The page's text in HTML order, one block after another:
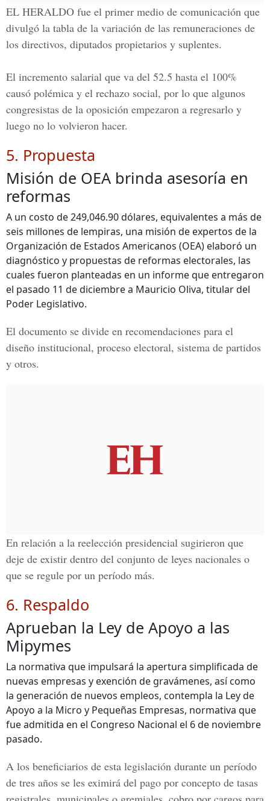
EL HERALDO fue el primer medio de comunicación que
divulgó la tabla de la variación de las remuneraciones de
los directivos, diputados propietarios y suplentes.
El incremento salarial que va del 52.5 hasta el 100%
causó polémica y el rechazo social, por lo que algunos
congresistas de la oposición empezaron a regresarlo y
luego no lo volvieron hacer.
5. Propuesta
Misión de OEA brinda asesoría en
reformas
A un costo de 249,046.90 dólares, equivalentes a más de
seis millones de lempiras, una misión de expertos de la
Organización de Estados Americanos (OEA) elaboró un
diagnóstico y propuestas de reformas electorales, las
cuales fueron planteadas en un informe que entregaron
el pasado 11 de diciembre a Mauricio Oliva, titular del
Poder Legislativo.
El documento se divide en recomendaciones para el
diseño institucional, proceso electoral, sistema de partidos
y otros.
En relación a la reelección presidencial sugirieron que
deje de existir dentro del conjunto de leyes nacionales o
que se regule por un período más.
6. Respaldo
Aprueban la Ley de Apoyo a las
Mipymes
La normativa que impulsará la apertura simplificada de
nuevas empresas y exención de gravámenes, así como
la generación de nuevos empleos, contempla la Ley de
Apoyo a la Micro y Pequeñas Empresas, normativa que
fue admitida en el Congreso Nacional el 6 de noviembre
pasado.
A los beneficiarios de esta legislación durante un período
de tres años se les eximirá del pago por concepto de tasas